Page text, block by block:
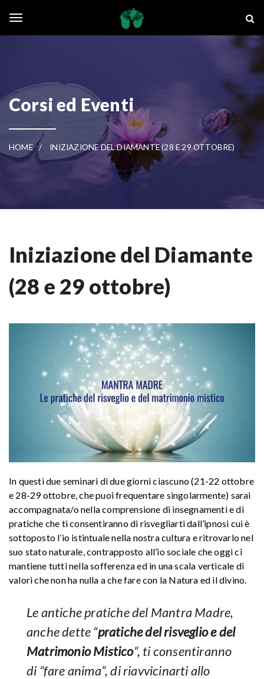
Corsi ed Eventi
HOME INIZIAZIONE DEL DIAMANTE (28 E 29 OTTOBRE)
Iniziazione del Diamante
(28 e 29 ottobre)
In questi due seminari di due giorni ciascuno (21-22 ottobre
e 28-29 ottobre, che puoi frequentare singolarmente) sarai
accompagnata/o nella comprensione di insegnamenti e di
pratiche che ti consentiranno di risvegliarti dall’ipnosi cui è
sottoposto l’io istintuale nella nostra cultura e ritrovarlo nel
suo stato naturale, contrapposto all’io sociale che oggi ci
mantiene tutti nella sofferenza ed in una scala verticale di
valori che non ha nulla a che fare con la Natura ed il divino.
Le antiche pratiche del Mantra Madre,
anche dette “pratiche del risveglio e del
Matrimonio Mistico“, ti consentiranno
di “fare anima”, di riavvicinarti allo